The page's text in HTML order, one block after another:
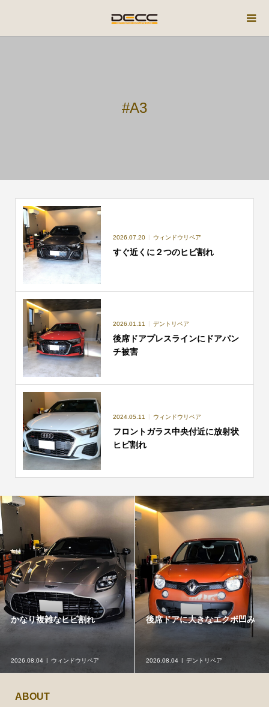
#A3
2026.07.20 ウィンドウリペア
すぐ近くに２つのヒビ割れ
2026.01.11 デントリペア
後席ドアプレスラインにドアパン
チ被害
2024.05.11 ウィンドウリペア
フロントガラス中央付近に放射状
ヒビ割れ
かなり複雑なヒビ割れ
2026.08.04 ウィンドウリペア
後席ドアに大きなエクボ凹み
2026.08.04 デントリペア
ABOUT